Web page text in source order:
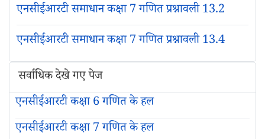
एनसीईआरटी समाधान कक्षा 7 गणित प्रश्नावली 13.2
एनसीईआरटी समाधान कक्षा 7 गणित प्रश्नावली 13.4
सर्वाधिक देखे गए पेज
एनसीईआरटी कक्षा 6 गणित के हल
एनसीईआरटी कक्षा 7 गणित के हल